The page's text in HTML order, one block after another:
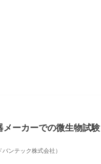
ーカーでの微生物試験
ンテック株式会社）